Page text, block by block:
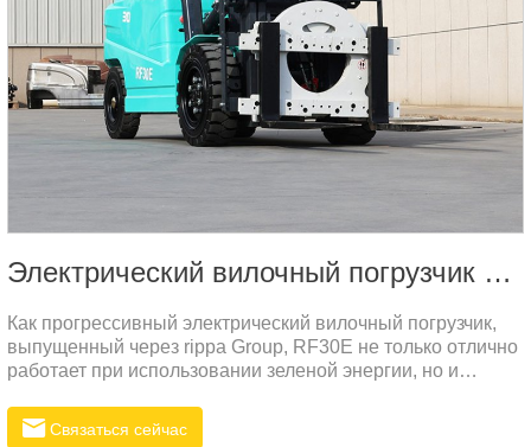
Электрический вилочный погрузчик RF30E
Как прогрессивный электрический вилочный погрузчик,
выпущенный через rippa Group, RF30E не только отлично
работает при использовании зеленой энергии, но и
снижения эксплуатационных и защитных расходов.
Связаться сейчас